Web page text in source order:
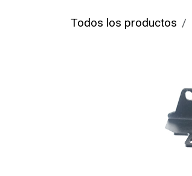
Todos los productos